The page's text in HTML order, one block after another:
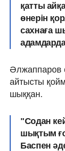
қатты
өнерін
сахнаға
Әлжаппаров
айтысты
шыққан.
"Содан
шықтым
Баспен